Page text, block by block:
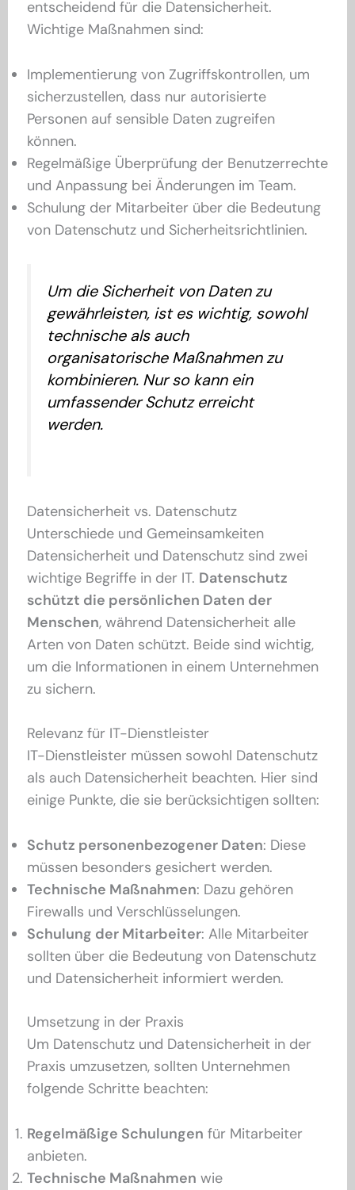
entscheidend für die Datensicherheit.
Wichtige Maßnahmen sind:
Implementierung von Zugriffskontrollen, um
sicherzustellen, dass nur autorisierte
Personen auf sensible Daten zugreifen
können.
Regelmäßige Überprüfung der Benutzerrechte
und Anpassung bei Änderungen im Team.
Schulung der Mitarbeiter über die Bedeutung
von Datenschutz und Sicherheitsrichtlinien.
Um die Sicherheit von Daten zu
gewährleisten, ist es wichtig, sowohl
technische als auch
organisatorische Maßnahmen zu
kombinieren. Nur so kann ein
umfassender Schutz erreicht
werden.
Datensicherheit vs. Datenschutz
Unterschiede und Gemeinsamkeiten
Datensicherheit und Datenschutz sind zwei
wichtige Begriffe in der IT. Datenschutz
schützt die persönlichen Daten der
Menschen, während Datensicherheit alle
Arten von Daten schützt. Beide sind wichtig,
um die Informationen in einem Unternehmen
zu sichern.
Relevanz für IT-Dienstleister
IT-Dienstleister müssen sowohl Datenschutz
als auch Datensicherheit beachten. Hier sind
einige Punkte, die sie berücksichtigen sollten:
Schutz personenbezogener Daten: Diese
müssen besonders gesichert werden.
Technische Maßnahmen: Dazu gehören
Firewalls und Verschlüsselungen.
Schulung der Mitarbeiter: Alle Mitarbeiter
sollten über die Bedeutung von Datenschutz
und Datensicherheit informiert werden.
Umsetzung in der Praxis
Um Datenschutz und Datensicherheit in der
Praxis umzusetzen, sollten Unternehmen
folgende Schritte beachten:
Regelmäßige Schulungen für Mitarbeiter
anbieten.
Technische Maßnahmen wie